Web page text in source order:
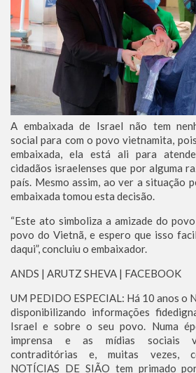
A embaixada de Israel não tem
social para com o povo vietnamita,
embaixada, ela está ali para
cidadãos israelenses que por alguma
país. Mesmo assim, ao ver a situação
embaixada tomou esta decisão.
“Este ato simboliza a amizade do
povo do Vietnã, e espero que isso
daqui”, concluiu o embaixador.
ANDS | ARUTZ SHEVA | FACEBOOK
UM PEDIDO ESPECIAL: Há 10 anos o
disponibilizando informações
Israel e sobre o seu povo. Numa
imprensa e as mídias sociais
contraditórias e, muitas vezes,
NOTÍCIAS DE SIÃO tem primado